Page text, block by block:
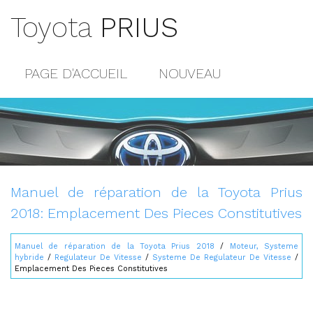
Toyota PRIUS
PAGE D'ACCUEIL NOUVEAU
POPULAIRE
CONTACTS
Manuel de réparation de la Toyota Prius
2018: Emplacement Des Pieces Constitutives
Manuel de réparation de la Toyota Prius 2018 /
Moteur, Systeme
hybride / Regulateur De Vitesse / Systeme De Regulateur De Vitesse /
Emplacement Des Pieces Constitutives